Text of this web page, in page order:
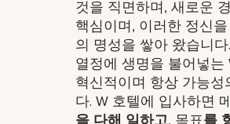
것을 직면하며, 새로운
핵심이며, 이러한 정신
의 명성을 쌓아 왔습니
열정에 생명을 불어넣
혁신적이며 항상 가능
다. W 호텔에 입사하면
을 다해 일하고, 목표를